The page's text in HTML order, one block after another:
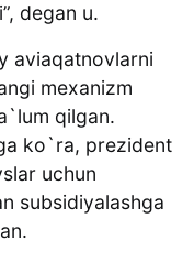
degan u.
aviaqatnovlarni
mexanizm
qilgan.
ko`ra, prezident
uchun
subsidiyalashga